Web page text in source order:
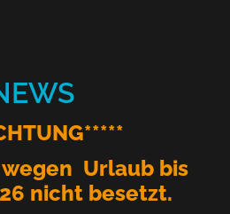
Urlaub bis
nicht besetzt.